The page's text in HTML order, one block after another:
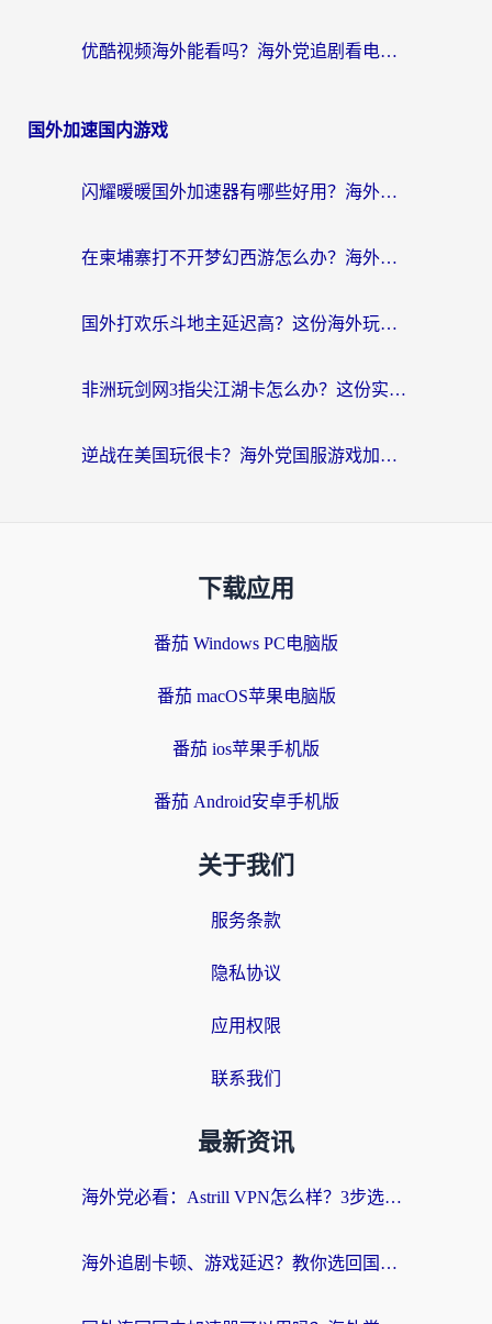
优酷视频海外能看吗？海外党追剧看电影的终极解决方案来了
国外加速国内游戏
闪耀暖暖国外加速器有哪些好用？海外党亲测的国服游戏加速终极指南
在柬埔寨打不开梦幻西游怎么办？海外玩家国服游戏加速终极指南
国外打欢乐斗地主延迟高？这份海外玩家国服游戏加速指南帮你解决卡顿烦恼
非洲玩剑网3指尖江湖卡怎么办？这份实测有效的国服游戏加速指南请收好
逆战在美国玩很卡？海外党国服游戏加速终极指南（附DNF宝可梦加速技巧）
下载应用
番茄 Windows PC电脑版
番茄 macOS苹果电脑版
番茄 ios苹果手机版
番茄 Android安卓手机版
关于我们
服务条款
隐私协议
应用权限
联系我们
最新资讯
海外党必看：Astrill VPN怎么样？3步选对回国加速器实现无缝刷剧玩游戏
海外追剧卡顿、游戏延迟？教你选回国加速器，附免费加速器试用一小时福利